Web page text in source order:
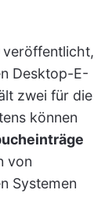
veröffentlicht,
Desktop-E-
zwei für die
können
von
Systemen